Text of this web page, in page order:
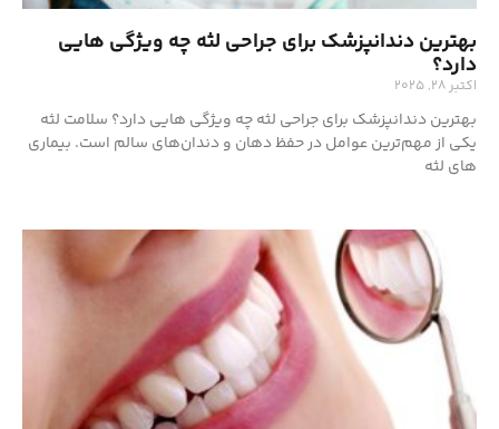
بهترین دندانپزشک برای جراحی لثه چه ویژگی هایی
دارد؟
اکتبر 28, 2025
بهترین دندانپزشک برای جراحی لثه چه ویژگی هایی دارد؟ سلامت لثه
یکی از مهم‌ترین عوامل در حفظ دهان و دندان‌های سالم است. بیماری
های لثه